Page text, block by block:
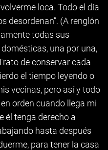
loca. Todo el día
desordenan”. (A renglón
todas sus
una por una,
de conservar cada
el tiempo leyendo o
vecinas, pero así y todo
orden cuando llega mi
él tenga derecho a
hasta después
para tener la casa